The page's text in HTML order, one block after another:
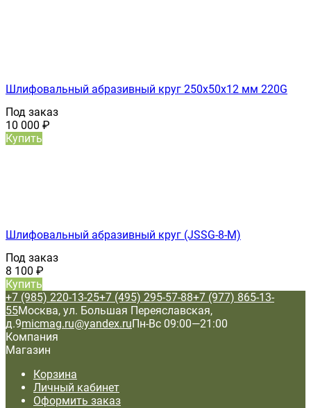
Шлифовальный абразивный круг 250х50х12 мм 220G
Под заказ
10 000 ₽
Купить
Шлифовальный абразивный круг (JSSG-8-M)
Под заказ
8 100 ₽
Купить
+7 (985) 220-13-25+7 (495) 295-57-88+7 (977) 865-13-
55Москва, ул. Большая Переяславская,
д.9micmag.ru@yandex.ruПн-Вс 09:00—21:00
Компания
Магазин
Корзина
Личный кабинет
Оформить заказ